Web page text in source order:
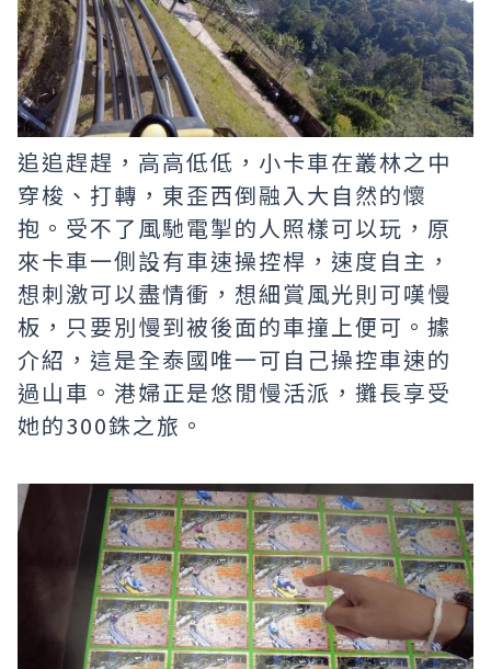
追追趕趕，高高低低，小卡車在叢林之中
穿梭、打轉，東歪西倒融入大自然的懷
抱。受不了風馳電掣的人照樣可以玩，原
來卡車一側設有車速操控桿，速度自主，
想刺激可以盡情衝，想細賞風光則可嘆慢
板，只要別慢到被後面的車撞上便可。據
介紹，這是全泰國唯一可自己操控車速的
過山車。港婦正是悠閒慢活派，攤長享受
她的300銖之旅。